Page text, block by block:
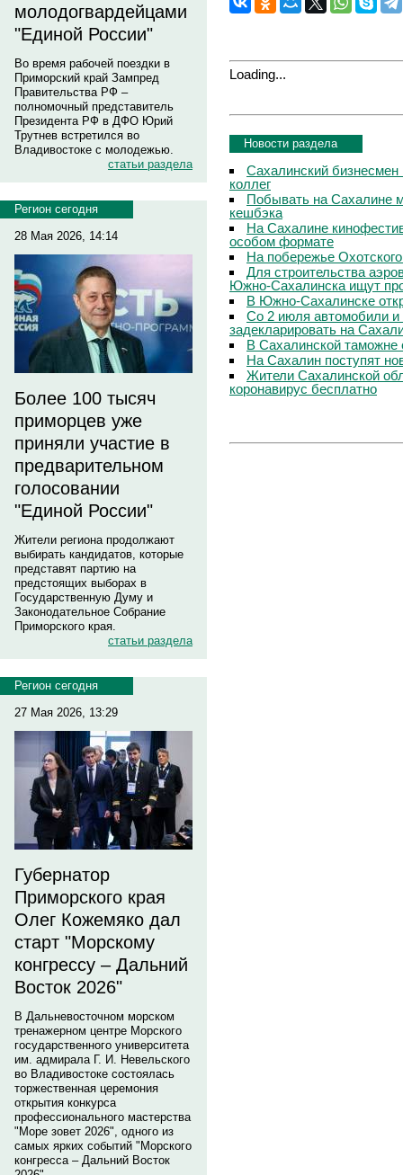
молодогвардейцами
"Единой России"
Во время рабочей поездки в
Приморский край Зампред
Правительства РФ –
полномочный представитель
Президента РФ в ДФО Юрий
Трутнев встретился во
Владивостоке с молодежью.
статьи раздела
Регион сегодня
28 Мая 2026, 14:14
Более 100 тысяч
приморцев уже
приняли участие в
предварительном
голосовании
"Единой России"
Жители региона продолжают
выбирать кандидатов, которые
представят партию на
предстоящих выборах в
Государственную Думу и
Законодательное Собрание
Приморского края.
статьи раздела
Регион сегодня
27 Мая 2026, 13:29
Губернатор
Приморского края
Олег Кожемяко дал
старт "Морскому
конгрессу – Дальний
Восток 2026"
В Дальневосточном морском
тренажерном центре Морского
государственного университета
им. адмирала Г. И. Невельского
во Владивостоке состоялась
торжественная церемония
открытия конкурса
профессионального мастерства
"Море зовет 2026", одного из
самых ярких событий "Морского
конгресса – Дальний Восток
Loading...
Новости раздела
Сахалинский бизнесмен
коллег
Побывать на Сахалине
кешбэка
На Сахалине
особом формате
На побережье
Для строительства
Южно-Сахалинска ищут
В Южно-Сахалинске
Со 2 июля автомобили
задекларировать на
В Сахалинской таможне
На Сахалин поступят
Жители Сахалинской
коронавирус бесплатно